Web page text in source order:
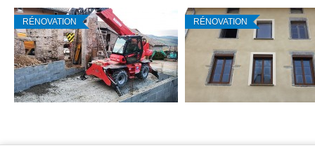
RÉNOVATION RÉNOVATION